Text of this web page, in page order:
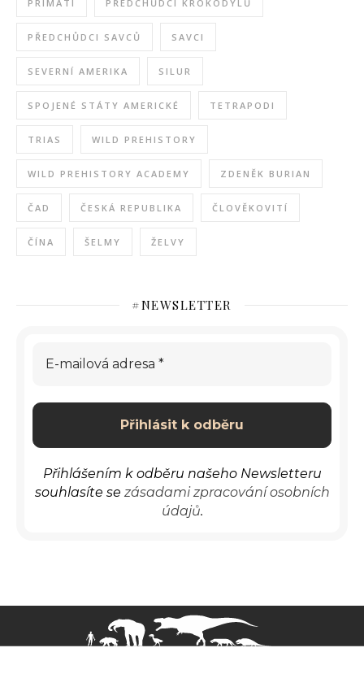
PRIMÁTI PŘEDCHŮDCI KROKODÝLŮ
PŘEDCHŮDCI SAVCŮ SAVCI
SEVERNÍ AMERIKA SILUR
SPOJENÉ STÁTY AMERICKÉ TETRAPODI
TRIAS WILD PREHISTORY
WILD PREHISTORY ACADEMY ZDENĚK BURIAN
ČAD ČESKÁ REPUBLIKA ČLOVĚKOVITÍ
ČÍNA ŠELMY ŽELVY
#NEWSLETTER
Přihlášením k odběru našeho Newsletteru
souhlasíte se zásadami zpracování osobních
údajů.